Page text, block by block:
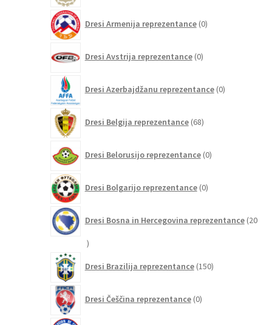
Dresi Armenija reprezentance 0izdelkov
Dresi Avstrija reprezentance 0izdelkov
Dresi Azerbajdžanu reprezentance 0izdelkov
Dresi Belgija reprezentance 68izdelkov
Dresi Belorusijo reprezentance 0izdelkov
Dresi Bolgarijo reprezentance 0izdelkov
Dresi Bosna in Hercegovina reprezentance 20
20
Dresi Brazilija reprezentance 150izdelkov
Dresi Češčina reprezentance 0izdelkov